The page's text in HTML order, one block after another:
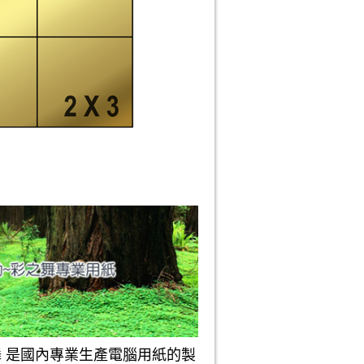
內專業生產電腦用紙的製